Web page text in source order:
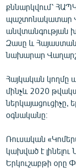
«Ազատության»
քննարկվում՝
պաշտոնակատար
անվտանգության
Զասը և
նախարար
Հայկական կողմը
մինչև 2020
ներկայացուցիչը,
օգնականը։
Ռուսական
կախված է լինելու
Երկուշաբթի օրը